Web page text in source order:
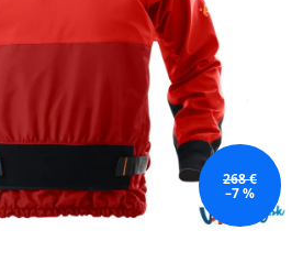
268 €
–7 %